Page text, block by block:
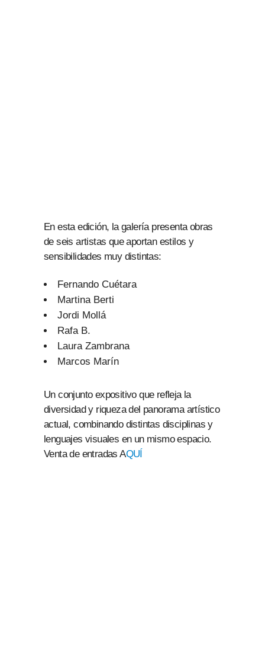
En esta edición, la galería presenta obras
de seis artistas que aportan estilos y
sensibilidades muy distintas:
Fernando Cuétara
Martina Berti
Jordi Mollá
Rafa B.
Laura Zambrana
Marcos Marín
Un conjunto expositivo que refleja la
diversidad y riqueza del panorama artístico
actual, combinando distintas disciplinas y
lenguajes visuales en un mismo espacio.
Venta de entradas AQUÍ